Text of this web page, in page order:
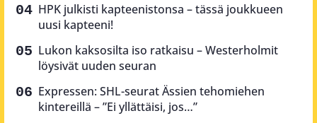
HPK julkisti kapteenistonsa – tässä joukkueen
uusi kapteeni!
Lukon kaksosilta iso ratkaisu – Westerholmit
löysivät uuden seuran
Expressen: SHL-seurat Ässien tehomiehen
kintereillä – ”Ei yllättäisi, jos…”